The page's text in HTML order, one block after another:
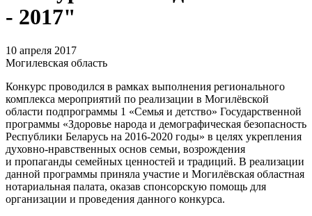
- 2017"
10 апреля 2017
Могилевская область
Конкурс проводился в рамках выполнения регионального
комплекса мероприятий по реализации в Могилёвской
области подпрограммы 1 «Семья и детство» Государственной
программы «Здоровье народа и демографическая безопасность
Республики Беларусь на 2016-2020 годы» в целях укрепления
духовно-нравственных основ семьи, возрождения
и пропаганды семейных ценностей и традиций. В реализации
данной программы приняла участие и Могилёвская областная
нотариальная палата, оказав спонсорскую помощь для
организации и проведения данного конкурса.